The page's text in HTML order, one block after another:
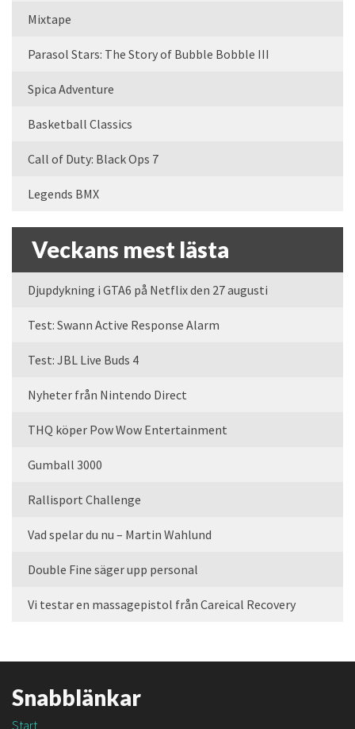
Mixtape
Parasol Stars: The Story of Bubble Bobble III
Spica Adventure
Basketball Classics
Call of Duty: Black Ops 7
Legends BMX
Veckans mest lästa
Djupdykning i GTA6 på Netflix den 27 augusti
Test: Swann Active Response Alarm
Test: JBL Live Buds 4
Nyheter från Nintendo Direct
THQ köper Pow Wow Entertainment
Gumball 3000
Rallisport Challenge
Vad spelar du nu – Martin Wahlund
Double Fine säger upp personal
Vi testar en massagepistol från Careical Recovery
Snabblänkar
Start